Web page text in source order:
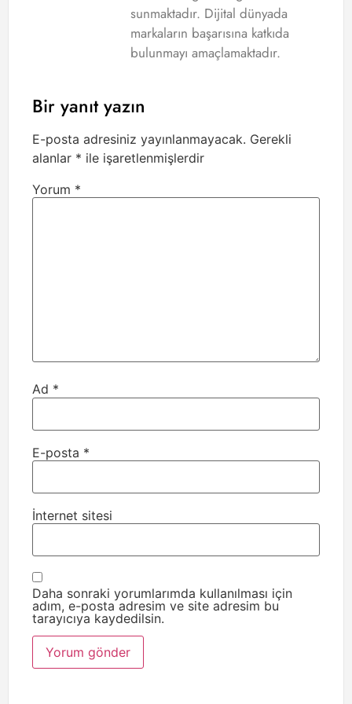
sunmaktadır. Dijital dünyada
markaların başarısına katkıda
bulunmayı amaçlamaktadır.
Bir yanıt yazın
E-posta adresiniz yayınlanmayacak. Gerekli
alanlar * ile işaretlenmişlerdir
Yorum *
Ad *
E-posta *
İnternet sitesi
Daha sonraki yorumlarımda kullanılması için
adım, e-posta adresim ve site adresim bu
tarayıcıya kaydedilsin.